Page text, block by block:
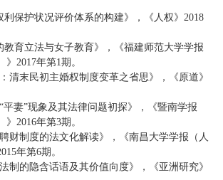
利保护状况评价体系的构建》，《人权》2018
教育立法与女子教育》，《福建师范大学学报
》2017年第1期。
清末民初主婚权制度变革之省思》，《原道》
平妻”现象及其法律问题初探》，《暨南学报
》2016年第3期。
财制度的法文化解读》，《南昌大学学报（人
年第6期。
制的隐含话语及其价值向度》，《亚洲研究》